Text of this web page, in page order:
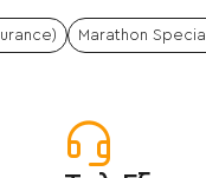
Marathon